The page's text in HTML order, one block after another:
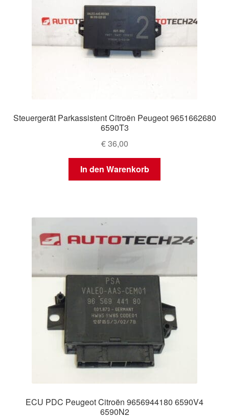
Steuergerät Parkassistent Citroën Peugeot 9651662680
6590T3
€36,00
In den Warenkorb
ECU PDC Peugeot Citroën 9656944180 6590V4
6590N2